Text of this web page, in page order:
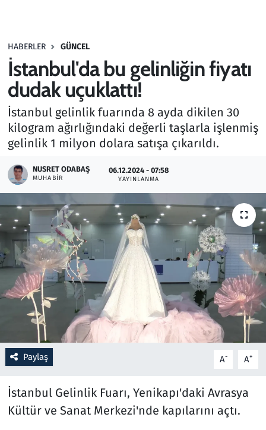
HABERLER GÜNCEL
İstanbul'da bu gelinliğin fiyatı
dudak uçuklattı!
İstanbul gelinlik fuarında 8 ayda dikilen 30
kilogram ağırlığındaki değerli taşlarla işlenmiş
gelinlik 1 milyon dolara satışa çıkarıldı.
NUSRET ODABAŞ
MUHABIR
06.12.2024 - 07:58
YAYINLANMA
Paylaş A- A+
İstanbul Gelinlik Fuarı, Yenikapı'daki Avrasya
Kültür ve Sanat Merkezi'nde kapılarını açtı.
Haber
Kültür Sanat
Kurumsal Haberler
Lezzet Durağı
Memur ve Kamu
Otomobil
Oyun
Ramazan
Resmi İlanlar
Rüya Tabirleri
Sağlık
Savunma Sanayi
Seçim 2023